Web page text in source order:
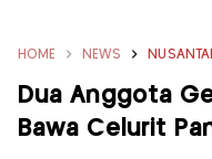
HOME NEWS
Dua Anggota
Bawa Celurit